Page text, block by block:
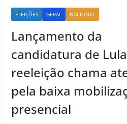
ELEIÇÕES GERAL NACIONAL
Lançamento da
candidatura de
reeleição chama
pela baixa
presencial